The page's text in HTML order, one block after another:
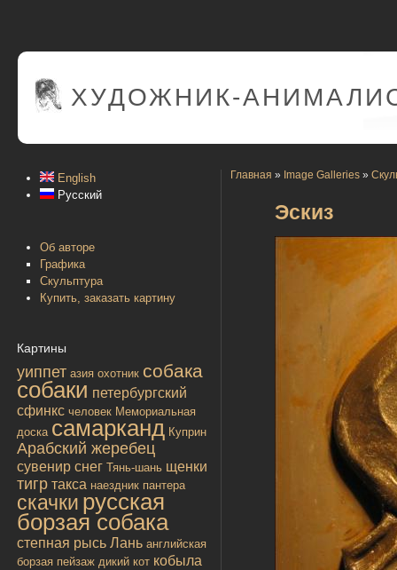
ХУДОЖНИК-
English
Русский
Об авторе
Графика
Скульптура
Купить, заказать картину
Картины
уиппет азия охотник собака
собаки петербургский
сфинкс человек Мемориальная
доска самарканд Куприн
Арабский жеребец
сувенир снег Тянь-шань щенки
тигр такса наездник пантера
скачки русская
борзая собака
степная рысь Лань английская
борзая пейзаж дикий кот кобыла
Главная » Image Galleries »
Эскиз